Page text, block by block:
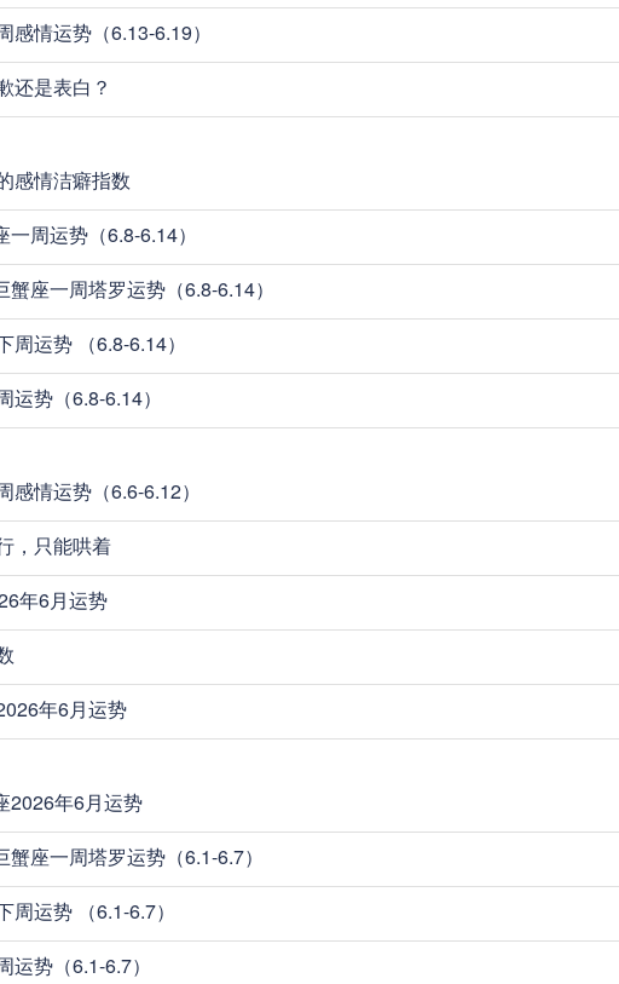
情运势（6.13-6.19）
还是表白？
感情洁癖指数
周运势（6.8-6.14）
座一周塔罗运势（6.8-6.14）
运势 （6.8-6.14）
势（6.8-6.14）
情运势（6.6-6.12）
，只能哄着
年6月运势
年6月运势
2026年6月运势
座一周塔罗运势（6.1-6.7）
运势 （6.1-6.7）
势（6.1-6.7）